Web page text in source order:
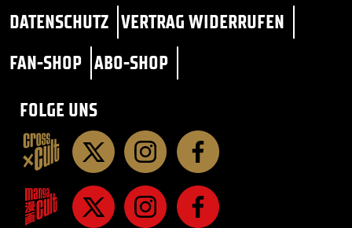
DATENSCHUTZ VERTRAG WIDERRUFEN
FAN-SHOP ABO-SHOP
FOLGE UNS